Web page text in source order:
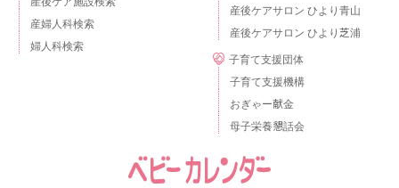
産婦人科検索
婦人科検索
産後ケアサロン ひより青山
産後ケアサロン ひより芝浦
子育て支援団体
子育て支援機構
おぎゃー献金
母子栄養懇話会